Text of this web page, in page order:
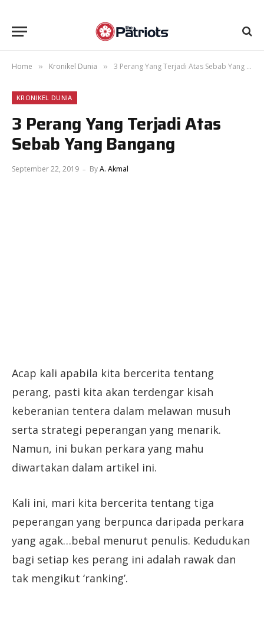
Home » Kronikel Dunia » 3 Perang Yang Terjadi Atas Sebab Yang Bangang
KRONIKEL DUNIA
3 Perang Yang Terjadi Atas
Sebab Yang Bangang
September 22, 2019 ByA. Akmal
Acap kali apabila kita bercerita tentang
perang, pasti kita akan terdengar kisah
keberanian tentera dalam melawan musuh
serta strategi peperangan yang menarik.
Namun, ini bukan perkara yang mahu
diwartakan dalam artikel ini.
Kali ini, mari kita bercerita tentang tiga
peperangan yang berpunca daripada perkara
yang agak…bebal menurut penulis. Kedudukan
bagi setiap kes perang ini adalah rawak dan
tak mengikut ‘ranking’.